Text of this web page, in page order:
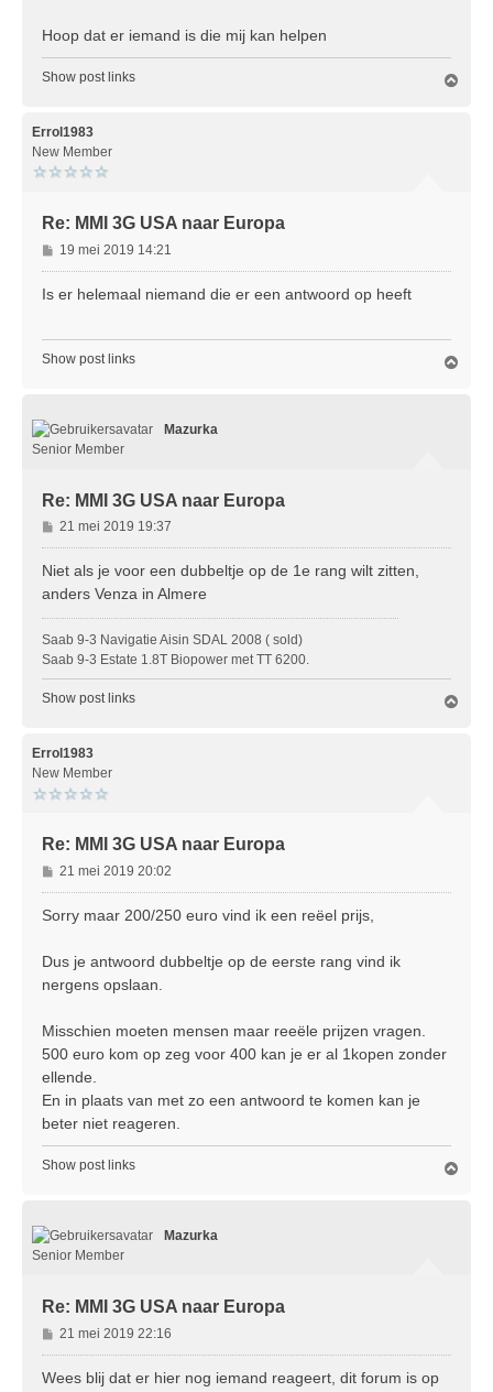
Hoop dat er iemand is die mij kan helpen
Show post links
Errol1983
New Member
Re: MMI 3G USA naar Europa
B
e
t
19 mei 2019 14:21
Is er helemaal niemand die er een antwoord op heeft
Show post links
Mazurka
Senior Member
Re: MMI 3G USA naar Europa
B
e
r
t
21 mei 2019 19:37
Niet als je voor een dubbeltje op de 1e rang wilt zitten,
anders Venza in Almere
Saab 9-3 Navigatie Aisin SDAL 2008 ( sold)
Saab 9-3 Estate 1.8T Biopower met TT 6200.
Show post links
Errol1983
New Member
Re: MMI 3G USA naar Europa
B
e
r
h
t
21 mei 2019 20:02
Sorry maar 200/250 euro vind ik een reëel prijs,
Dus je antwoord dubbeltje op de eerste rang vind ik
nergens opslaan.
Misschien moeten mensen maar reeële prijzen vragen.
500 euro kom op zeg voor 400 kan je er al 1kopen zonder
ellende.
En in plaats van met zo een antwoord te komen kan je
beter niet reageren.
Show post links
Mazurka
Senior Member
Re: MMI 3G USA naar Europa
B
e
r
21 mei 2019 22:16
Wees blij dat er hier nog iemand reageert, dit forum is op